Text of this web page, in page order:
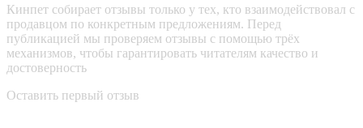
Кинпет собирает отзывы только у тех, кто взаимодействовал с
продавцом по конкретным предложениям. Перед
публикацией мы проверяем отзывы с помощью трёх
механизмов, чтобы гарантировать читателям качество и
достоверность
Оставить первый отзыв